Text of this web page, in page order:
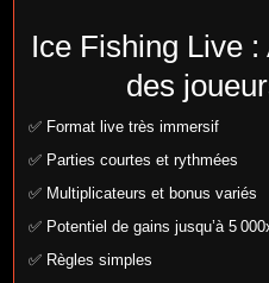
Ice Fishing Live
des
✅ Format live très immersif
✅ Parties courtes et rythmées
✅ Multiplicateurs et bonus variés
✅ Potentiel de gains jusqu’à 5
✅ Règles simples